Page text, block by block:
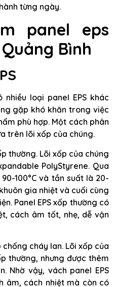
từng ngày.
panel eps
Bình
loại panel EPS khác
gặp khó khăn trong việc
phù hợp. Một cách phân
trên lõi xốp của chúng.
thường. Lõi xốp của chúng
PolyStyrene. Qua
100°C và tần suất là 20-
gia nhiệt và cuối cùng
Panel EPS xốp thường có
cách âm tốt, nhẹ, dễ vận
chống cháy lan. Lõi xốp của
thường, nhưng được thêm
Nhờ vậy, vách panel EPS
âm, cách nhiệt mà còn có